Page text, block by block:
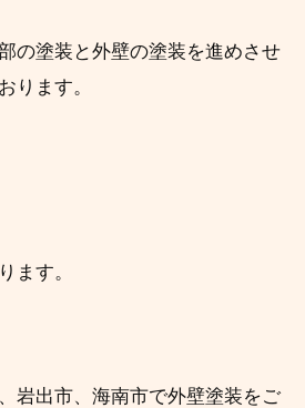
の塗装と外壁の塗装を進めさせ
ります。
ます。
岩出市、海南市で外壁塗装をご